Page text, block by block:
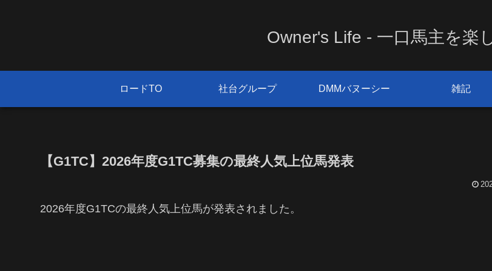
Owner's Life - 一口馬主を楽
ロードTO 社台グループ DMMバヌーシー 雑記
【G1TC】2026年度G1TC募集の最終人気上位馬発表
2026年度G1TCの最終人気上位馬が発表されました。